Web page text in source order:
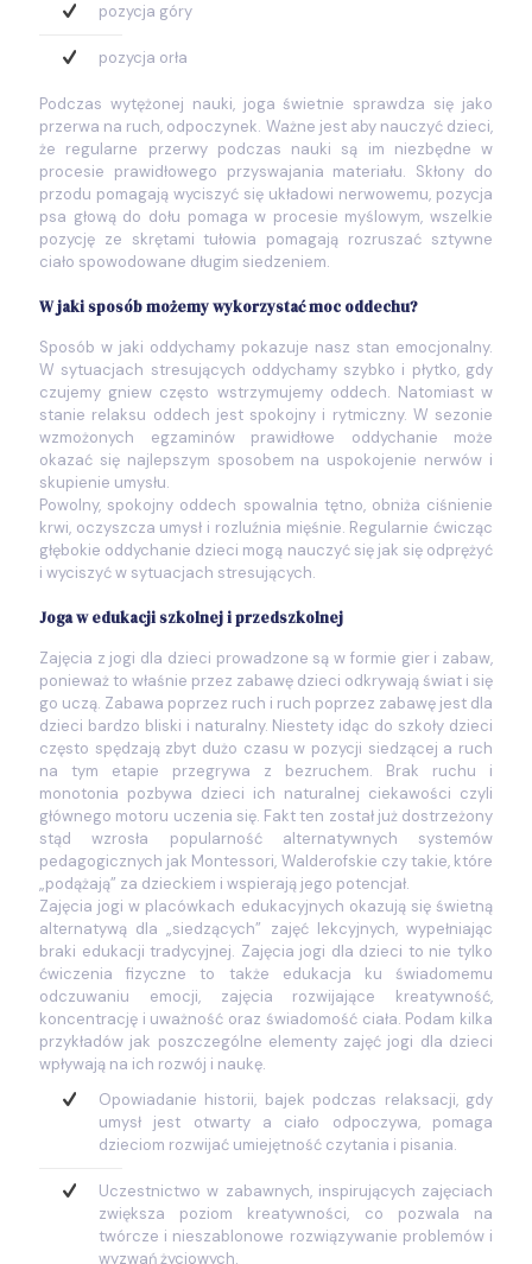
pozycja góry
pozycja orła
Podczas wytężonej nauki, joga świetnie sprawdza się jako
przerwa na ruch, odpoczynek. Ważne jest aby nauczyć dzieci,
że regularne przerwy podczas nauki są im niezbędne w
procesie prawidłowego przyswajania materiału. Skłony do
przodu pomagają wyciszyć się układowi nerwowemu, pozycja
psa głową do dołu pomaga w procesie myślowym, wszelkie
pozycję ze skrętami tułowia pomagają rozruszać sztywne
ciało spowodowane długim siedzeniem.
W jaki sposób możemy wykorzystać moc oddechu?
Sposób w jaki oddychamy pokazuje nasz stan emocjonalny.
W sytuacjach stresujących oddychamy szybko i płytko, gdy
czujemy gniew często wstrzymujemy oddech. Natomiast w
stanie relaksu oddech jest spokojny i rytmiczny. W sezonie
wzmożonych egzaminów prawidłowe oddychanie może
okazać się najlepszym sposobem na uspokojenie nerwów i
skupienie umysłu.
Powolny, spokojny oddech spowalnia tętno, obniża ciśnienie
krwi, oczyszcza umysł i rozluźnia mięśnie. Regularnie ćwicząc
głębokie oddychanie dzieci mogą nauczyć się jak się odprężyć
i wyciszyć w sytuacjach stresujących.
Joga w edukacji szkolnej i przedszkolnej
Zajęcia z jogi dla dzieci prowadzone są w formie gier i zabaw,
ponieważ to właśnie przez zabawę dzieci odkrywają świat i się
go uczą. Zabawa poprzez ruch i ruch poprzez zabawę jest dla
dzieci bardzo bliski i naturalny. Niestety idąc do szkoły dzieci
często spędzają zbyt dużo czasu w pozycji siedzącej a ruch
na tym etapie przegrywa z bezruchem. Brak ruchu i
monotonia pozbywa dzieci ich naturalnej ciekawości czyli
głównego motoru uczenia się. Fakt ten został już dostrzeżony
stąd wzrosła popularność alternatywnych systemów
pedagogicznych jak Montessori, Walderofskie czy takie, które
„podążają” za dzieckiem i wspierają jego potencjał.
Zajęcia jogi w placówkach edukacyjnych okazują się świetną
alternatywą dla „siedzących” zajęć lekcyjnych, wypełniając
braki edukacji tradycyjnej. Zajęcia jogi dla dzieci to nie tylko
ćwiczenia fizyczne to także edukacja ku świadomemu
odczuwaniu emocji, zajęcia rozwijające kreatywność,
koncentrację i uważność oraz świadomość ciała. Podam kilka
przykładów jak poszczególne elementy zajęć jogi dla dzieci
wpływają na ich rozwój i naukę.
Opowiadanie historii, bajek podczas relaksacji, gdy
umysł jest otwarty a ciało odpoczywa, pomaga
dzieciom rozwijać umiejętność czytania i pisania.
Uczestnictwo w zabawnych, inspirujących zajęciach
zwiększa poziom kreatywności, co pozwala na
twórcze i nieszablonowe rozwiązywanie problemów i
wyzwań życiowych.